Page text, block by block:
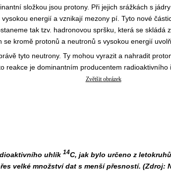
složkou jsou protony. Při jejich srážkách s
energií a vznikají mezony pí. Tyto nové
tak tzv. hadronovou spršku, která se skládá
se kromě protonů a neutronů s vysokou energií
tyto neutrony. Ty mohou vyrazit a nahradit
reakce je dominantním producentem radioaktivního
Zvětšit obrázek
uhlík 14C, jak bylo určeno z
velké množství dat s menší přesností. (Zdroj: